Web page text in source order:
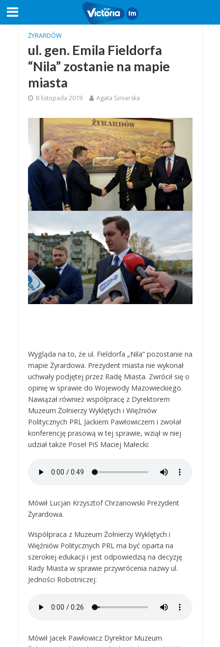
ŻYRARDÓW
ul. gen. Emila Fieldorfa
“Nila” zostanie na mapie
miasta
8 listopada 2019 Agata Siniarska
Wygląda na to, że ul. Fieldorfa „Nila” pozostanie na
mapie Żyrardowa. Prezydent miasta nie wykonał
uchwały podjętej przez Radę Miasta. Zwrócił się o
opinię w sprawie do Wojewody Mazowieckiego.
Nawiązał również współpracę z Dyrektorem
Muzeum Żołnierzy Wyklętych i Więźniów
Politycznych PRL Jackiem Pawłowiczem i zwołał
konferencję prasową w tej sprawie, wziął w niej
udział także Poseł PiS Maciej Małecki:
Mówił Lucjan Krzysztof Chrzanowski Prezydent
Żyrardowa.
Współpraca z Muzeum Żołnierzy Wyklętych i
Więźniów Politycznych PRL ma być oparta na
szerokiej edukacji i jest odpowiedzią na decyzję
Rady Miasta w sprawie przywrócenia nazwy ul.
Jedności Robotniczej:
Mówił Jacek Pawłowicz Dyrektor Muzeum